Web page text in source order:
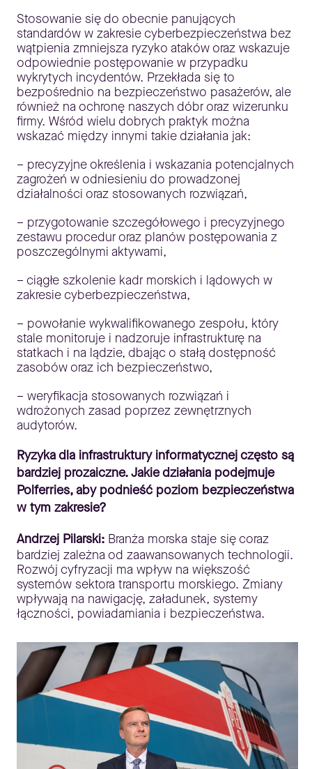
Stosowanie się do obecnie panujących
standardów w zakresie cyberbezpieczeństwa bez
wątpienia zmniejsza ryzyko ataków oraz wskazuje
odpowiednie postępowanie w przypadku
wykrytych incydentów. Przekłada się to
bezpośrednio na bezpieczeństwo pasażerów, ale
również na ochronę naszych dóbr oraz wizerunku
firmy. Wśród wielu dobrych praktyk można
wskazać między innymi takie działania jak:
– precyzyjne określenia i wskazania potencjalnych
zagrożeń w odniesieniu do prowadzonej
działalności oraz stosowanych rozwiązań,
– przygotowanie szczegółowego i precyzyjnego
zestawu procedur oraz planów postępowania z
poszczególnymi aktywami,
– ciągłe szkolenie kadr morskich i lądowych w
zakresie cyberbezpieczeństwa,
– powołanie wykwalifikowanego zespołu, który
stale monitoruje i nadzoruje infrastrukturę na
statkach i na lądzie, dbając o stałą dostępność
zasobów oraz ich bezpieczeństwo,
– weryfikacja stosowanych rozwiązań i
wdrożonych zasad poprzez zewnętrznych
audytorów.
Ryzyka dla infrastruktury informatycznej często są
bardziej prozaiczne. Jakie działania podejmuje
Polferries, aby podnieść poziom bezpieczeństwa
w tym zakresie?
Andrzej Pilarski: Branża morska staje się coraz
bardziej zależna od zaawansowanych technologii.
Rozwój cyfryzacji ma wpływ na większość
systemów sektora transportu morskiego. Zmiany
wpływają na nawigację, załadunek, systemy
łączności, powiadamiania i bezpieczeństwa.